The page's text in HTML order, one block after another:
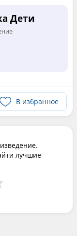
Дети
В избранное
лучшие